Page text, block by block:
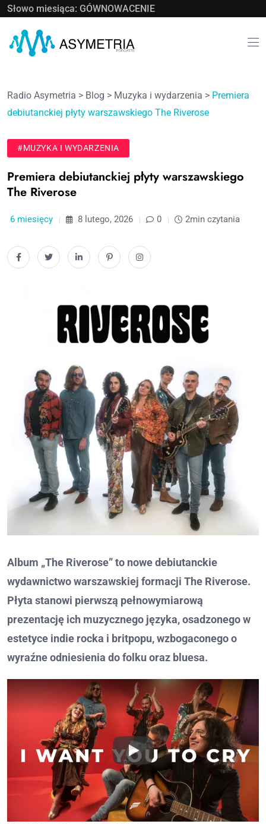
Słowo miesiąca: GÓWNOWACENIE
Radio Asymetria > Blog > Muzyka i wydarzenia > Premiera
debiutanckiej płyty warszawskiego The Riverose
#MUZYKA I WYDARZENIA
Premiera debiutanckiej płyty warszawskiego
The Riverose
6 miesięcy 8 lutego, 2026 0 2min czytania
Album „The Riverose” to nowe debiutanckie
wydawnictwo warszawskiej formacji The Riverose.
Płyta stanowi pierwszą pełnowymiarową
prezentację ich muzycznego języka, osadzonego w
estetyce indie rocka i britpopu, wzbogaconego o
wyraźne odniesienia do folku oraz bluesa.